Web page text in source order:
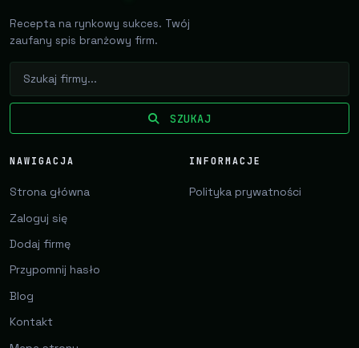
Recepta na rynkowy sukces. Twój
zaufany spis branżowy firm.
SZUKAJ
NAWIGACJA
Strona główna
Zaloguj się
Dodaj firmę
Przypomnij hasło
Blog
Kontakt
INFORMACJE
Polityka prywatności